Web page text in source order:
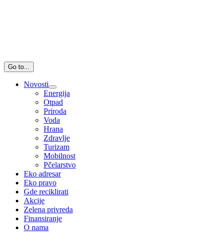
Go to...
Novosti
Energija
Otpad
Priroda
Voda
Hrana
Zdravlje
Turizam
Mobilnost
Pčelarstvo
Eko adresar
Eko pravo
Gde reciklirati
Akcije
Zelena privreda
Finansiranje
O nama